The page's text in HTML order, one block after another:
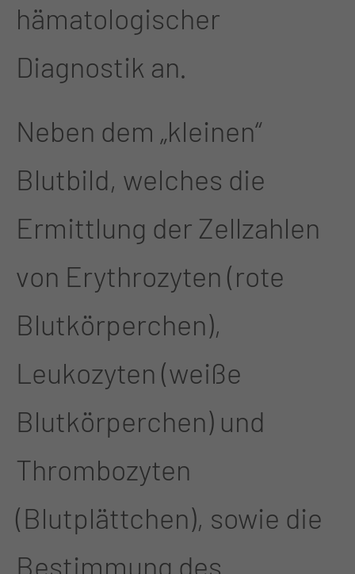
hämatologischer
Diagnostik an.
Neben dem „kleinen“
Blutbild, welches die
Ermittlung der Zellzahlen
von Erythrozyten (rote
Blutkörperchen),
Leukozyten (weiße
Blutkörperchen) und
Thrombozyten
(Blutplättchen), sowie die
Bestimmung des